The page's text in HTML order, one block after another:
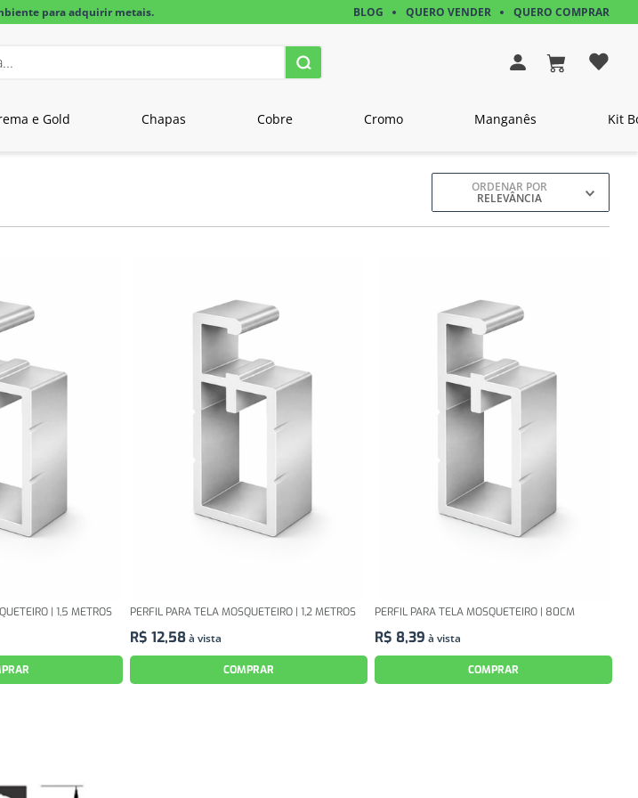
para adquirir metais. BLOG QUERO VENDER QUERO COMPRAR
e Gold Chapas Cobre Cromo Manganês Kit
ORDENAR POR
RELEVÂNCIA
| 1,5 METROS PERFIL PARA TELA MOSQUETEIRO | 1,2 METROS
R$ 12,58à vista
COMPRAR
PERFIL PARA TELA MOSQUETEIRO | 80CM
R$ 8,39 à vista
COMPRAR